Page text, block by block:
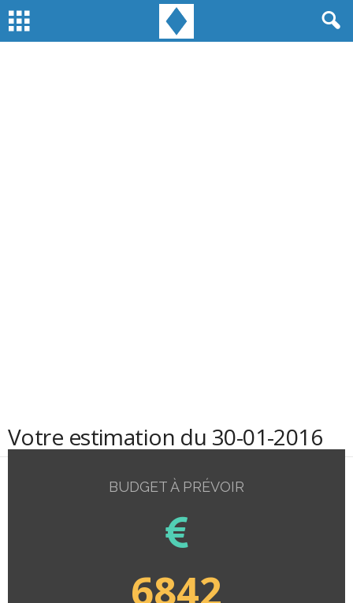
Votre estimation du 30-01-2016
BUDGET À PRÉVOIR
6842